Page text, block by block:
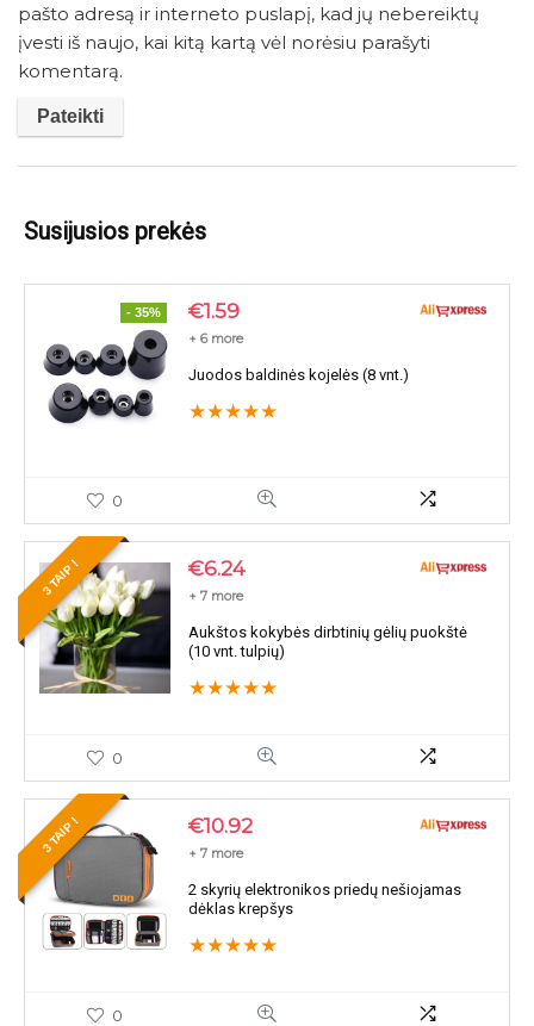
pašto adresą ir interneto puslapį, kad jų nebereiktų
įvesti iš naujo, kai kitą kartą vėl norėsiu parašyti
komentarą.
Susijusios prekės
- 35% €1.59
+ 6 more
Juodos baldinės kojelės (8 vnt.)
★★★★★
0
3 TAIP ! €6.24
+ 7 more
Aukštos kokybės dirbtinių gėlių puokštė
(10 vnt. tulpių)
★★★★★
0
3 TAIP ! €10.92
+ 7 more
2 skyrių elektronikos priedų nešiojamas
dėklas krepšys
★★★★★
0